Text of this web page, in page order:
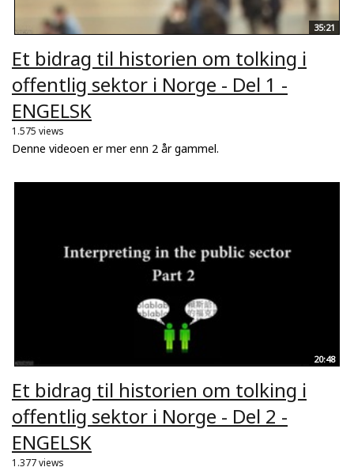
35:21
Et bidrag til historien om tolking i
offentlig sektor i Norge - Del 1 -
ENGELSK
1.575 views
Denne videoen er mer enn 2 år gammel.
20:48
Et bidrag til historien om tolking i
offentlig sektor i Norge - Del 2 -
ENGELSK
1.377 views